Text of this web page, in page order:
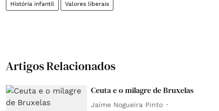
História infantil Valores liberais
Artigos Relacionados
Ceuta e o milagre de Bruxelas
Jaime Nogueira Pinto